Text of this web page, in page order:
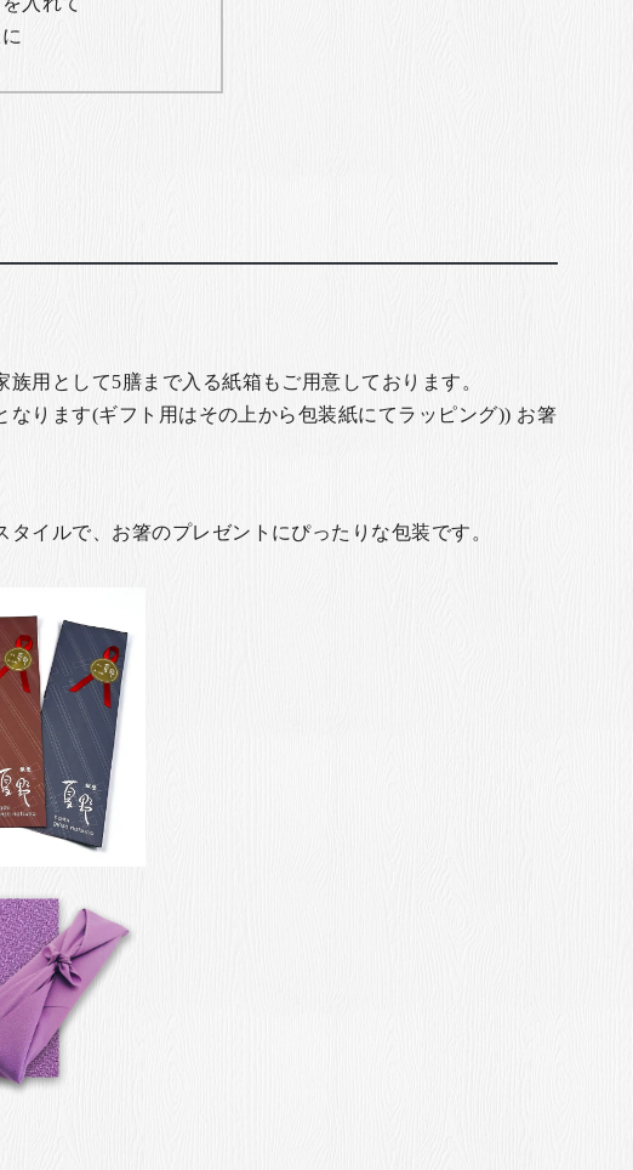
用として5膳まで入る紙箱もご用意しております。
ります(ギフト用はその上から包装紙にてラッピング)) お箸
イルで、お箸のプレゼントにぴったりな包装です。